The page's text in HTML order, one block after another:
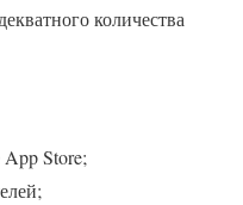
количества
Store;